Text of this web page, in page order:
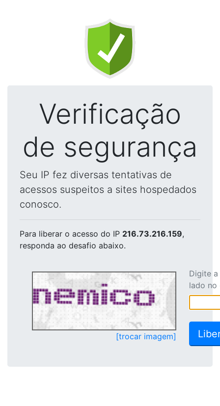
Verificação
de segurança
Seu IP fez diversas tentativas de
acessos suspeitos a sites hospedados
conosco.
Para liberar o acesso do IP 216.73.216.159,
responda ao desafio abaixo.
[trocar imagem]
Digite
lado no